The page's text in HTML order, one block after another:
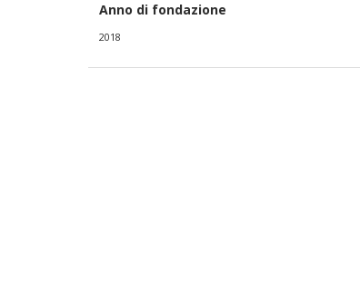
Anno di fondazione
2018